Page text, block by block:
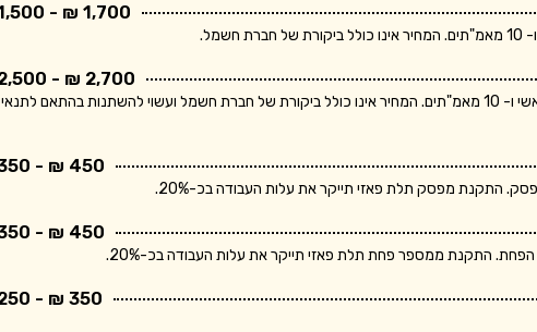
1,700 ₪ - 1,500 ₪
2,700 ₪ - 2,500 ₪
המחיר מתייחס ללוח חשמל תלת פאזי הכולל מפסק ראשי ו- 10 מאמ"תים. המחיר אינו כולל ביקורת של חברת חשמל ועשוי להשתנות בהתאם לתנאי
450 ₪ - 350 ₪
התקנת מפסק תלת פאזי תייקר את עלות העבודה בכ-20%.
450 ₪ - 350 ₪
התקנת ממספר פחת תלת פאזי תייקר את עלות העבודה בכ-20%.
350 ₪ - 250 ₪